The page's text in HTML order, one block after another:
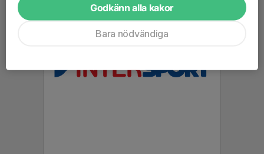
Godkänn alla kakor
Bara nödvändiga